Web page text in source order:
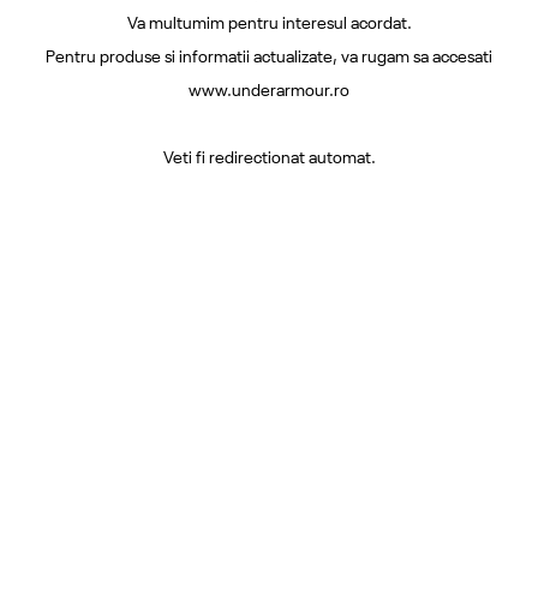
Va multumim pentru interesul acordat.
Pentru produse si informatii actualizate, va rugam sa accesati
www.underarmour.ro
Veti fi redirectionat automat.